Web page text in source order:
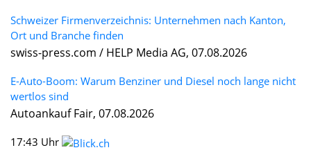
Schweizer Firmenverzeichnis: Unternehmen nach Kanton,
Ort und Branche finden
swiss-press.com / HELP Media AG, 07.08.2026
E-Auto-Boom: Warum Benziner und Diesel noch lange nicht
wertlos sind
Autoankauf Fair, 07.08.2026
17:43 Uhr